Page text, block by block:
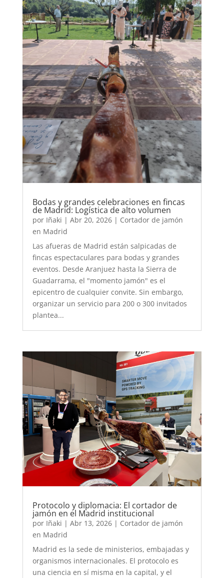
Bodas y grandes celebraciones en fincas
de Madrid: Logística de alto volumen
por Iñaki | Abr 20, 2026| Cortador de jamón
en Madrid
Las afueras de Madrid están salpicadas de
fincas espectaculares para bodas y grandes
eventos. Desde Aranjuez hasta la Sierra de
Guadarrama, el "momento jamón" es el
epicentro de cualquier convite. Sin embargo,
organizar un servicio para 200 o 300 invitados
plantea...
Protocolo y diplomacia: El cortador de
jamón en el Madrid institucional
por Iñaki | Abr 13, 2026| Cortador de jamón
en Madrid
Madrid es la sede de ministerios, embajadas y
organismos internacionales. El protocolo es
una ciencia en sí misma en la capital, y el